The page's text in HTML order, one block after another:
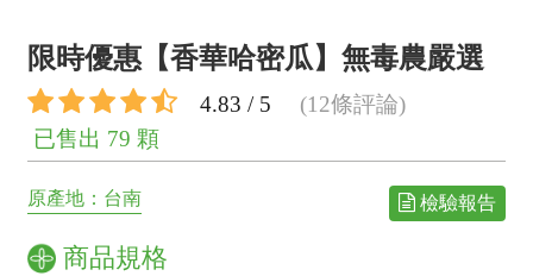
限時優惠【香華哈密瓜】無毒農嚴選
4.83 / 5
(12條評論)
已售出 79 顆
原產地：台南 檢驗報告
商品規格